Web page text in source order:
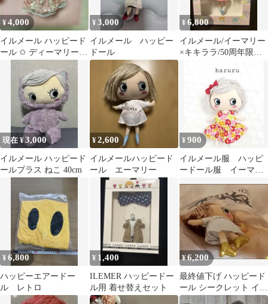
¥4,000
イルメール ハッピード
ール ✩ ディーマリーち
¥3,000
イルメール ハッピー
ドール
¥6,800
イルメール/イーマリー
×キキララ/50周年限定
現在 ¥3,000
イルメール ハッピード
ールプラス ねこ 40cm
¥2,600
イルメールハッピード
ール エーマリー
¥900
イルメール服 ハッピ
ードール服 イーマリ
¥6,800
ハッピーエアードー
ル レトロ
¥ 1,400
ILEMER ハッピードー
ル用 着せ替えセット
¥6,200
最終値下げ ハッピード
ール シークレット イー
マリー